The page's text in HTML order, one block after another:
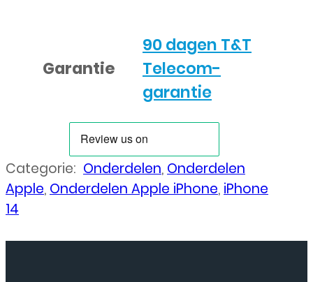
Garantie
90 dagen T&T
Telecom-
garantie
Categorie: Onderdelen, Onderdelen
Apple, Onderdelen Apple iPhone, iPhone
14